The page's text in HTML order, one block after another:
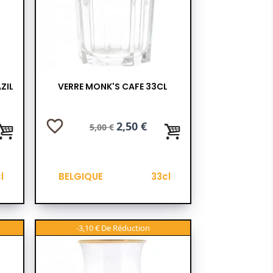
VERRE MONK'S CAFE 33CL
favorite_border
Prix
5,00 € Prix
2,50 €
BELGIQUE 33cl
-3,10 €